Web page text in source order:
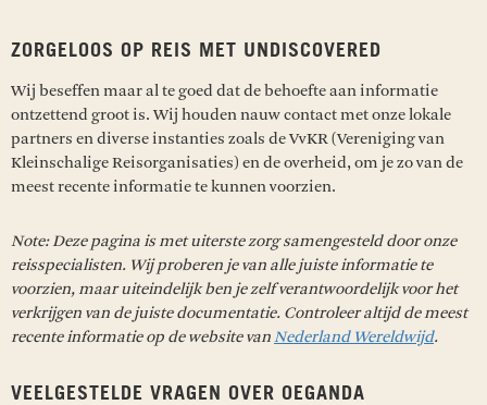
ZORGELOOS OP REIS MET UNDISCOVERED
Wij beseffen maar al te goed dat de behoefte aan informatie
ontzettend groot is. Wij houden nauw contact met onze lokale
partners en diverse instanties zoals de VvKR (Vereniging van
Kleinschalige Reisorganisaties) en de overheid, om je zo van de
meest recente informatie te kunnen voorzien.
Note: Deze pagina is met uiterste zorg samengesteld door onze
reisspecialisten. Wij proberen je van alle juiste informatie te
voorzien, maar uiteindelijk ben je zelf verantwoordelijk voor het
verkrijgen van de juiste documentatie. Controleer altijd de meest
recente informatie op de website vanNederland Wereldwijd.
VEELGESTELDE VRAGEN OVER OEGANDA